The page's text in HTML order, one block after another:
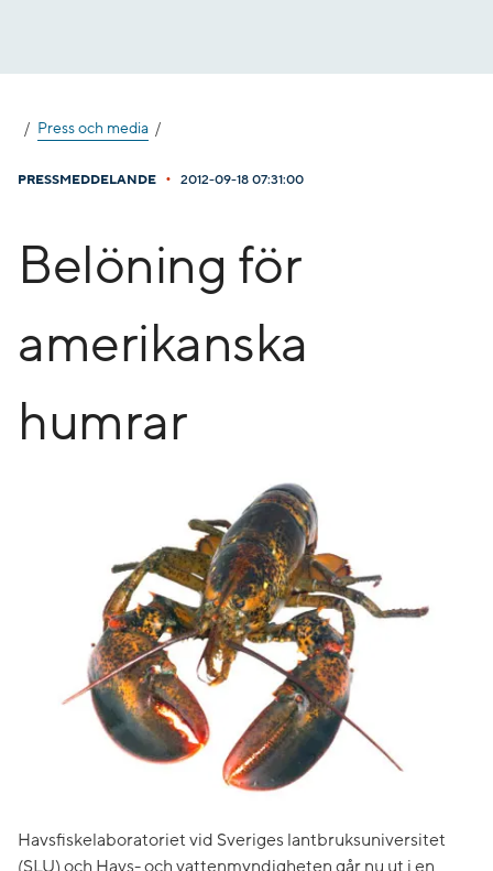
Press och media
PRESSMEDDELANDE • 2012-09-18 07:31:00
Belöning för
amerikanska
humrar
Havsfiskelaboratoriet vid Sveriges lantbruksuniversitet
(SLU) och Havs- och vattenmyndigheten går nu ut i en